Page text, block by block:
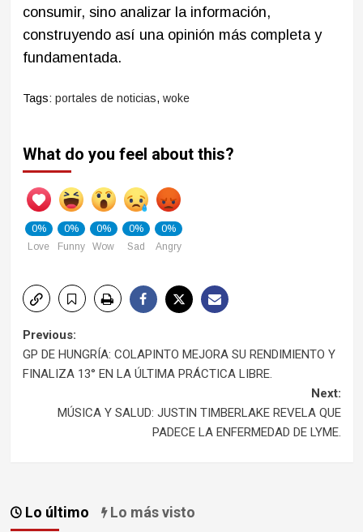
consumir, sino analizar la información,
construyendo así una opinión más completa y
fundamentada.
Tags: portales de noticias, woke
What do you feel about this?
0%
Love
0%
Funny
0%
Wow
0%
Sad
0%
Angry
Post
navigation
Previous:
GP DE HUNGRÍA: COLAPINTO MEJORA SU RENDIMIENTO Y
FINALIZA 13° EN LA ÚLTIMA PRÁCTICA LIBRE.
Next:
MÚSICA Y SALUD: JUSTIN TIMBERLAKE REVELA QUE
PADECE LA ENFERMEDAD DE LYME.
Lo último Lo más visto